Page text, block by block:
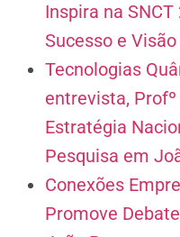
Inspira na
Sucesso e
Tecnologias
entrevista,
Estratégia
Pesquisa em
Conexões
Promove